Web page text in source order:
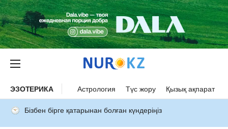
ЭЗОТЕРИКА Астрология Түс жору Қызық ақпарат
Бізбен бірге қатарынан болған күндеріңіз